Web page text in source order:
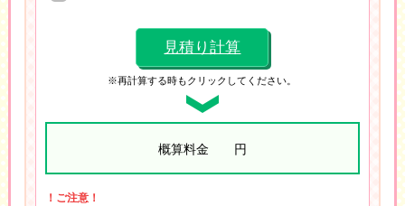
見積り計算
※再計算する時もクリックしてください。
概算料金 円
！ご注意！